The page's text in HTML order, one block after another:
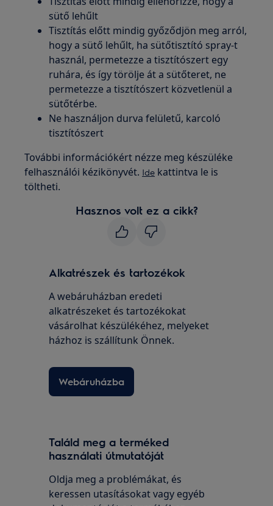
sütő lehűlt
Tisztítás előtt mindig győződjön meg arról,
hogy a sütő lehűlt, ha sütőtisztító spray-t
használ, permetezze a tisztítószert egy
ruhára, és így törölje át a sütőteret, ne
permetezze a tisztítószert közvetlenül a
sütőtérbe.
Ne használjon durva felületű, karcoló
tisztítószert
További információkért nézze meg készüléke
felhasználói kézikönyvét. Ide kattintva le is
töltheti.
Hasznos volt ez a cikk?
Alkatrészek és tartozékok
A webáruházban eredeti
alkatrészeket és tartozékokat
vásárolhat készülékéhez, melyeket
házhoz is szállítunk Önnek.
Webáruházba
Találd meg a terméked
használati útmutatóját
Oldja meg a problémákat, és
keressen utasításokat vagy egyéb